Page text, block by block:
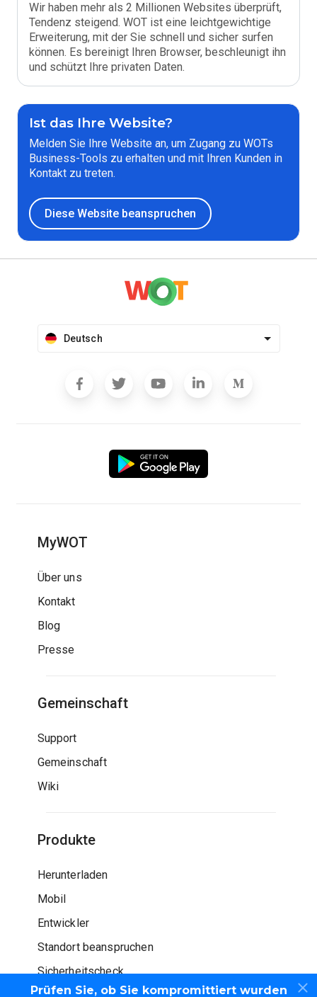
Prüfen Sie, ob Sie kompromittiert wurden
Wir haben mehr als 2 Millionen Websites überprüft,
Tendenz steigend. WOT ist eine leichtgewichtige
Erweiterung, mit der Sie schnell und sicher surfen
können. Es bereinigt Ihren Browser, beschleunigt ihn
und schützt Ihre privaten Daten.
Ist das Ihre Website?
Melden Sie Ihre Website an, um Zugang zu WOTs
Business-Tools zu erhalten und mit Ihren Kunden in
Kontakt zu treten.
Diese Website beanspruchen
Deutsch
MyWOT
Über uns
Kontakt
Blog
Presse
Gemeinschaft
Support
Gemeinschaft
Wiki
Produkte
Herunterladen
Mobil
Entwickler
Standort beanspruchen
Sicherheitscheck